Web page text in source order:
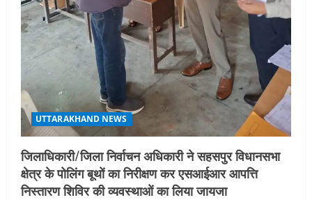
UTTARAKHAND NEWS
जिलाधिकारी/जिला निर्वाचन अधिकारी ने सहसपुर विधानसभा
क्षेत्र के पोलिंग बूथों का निरीक्षण कर एसआईआर आपत्ति
निस्तारण शिविर की व्यवस्थाओं का लिया जायजा